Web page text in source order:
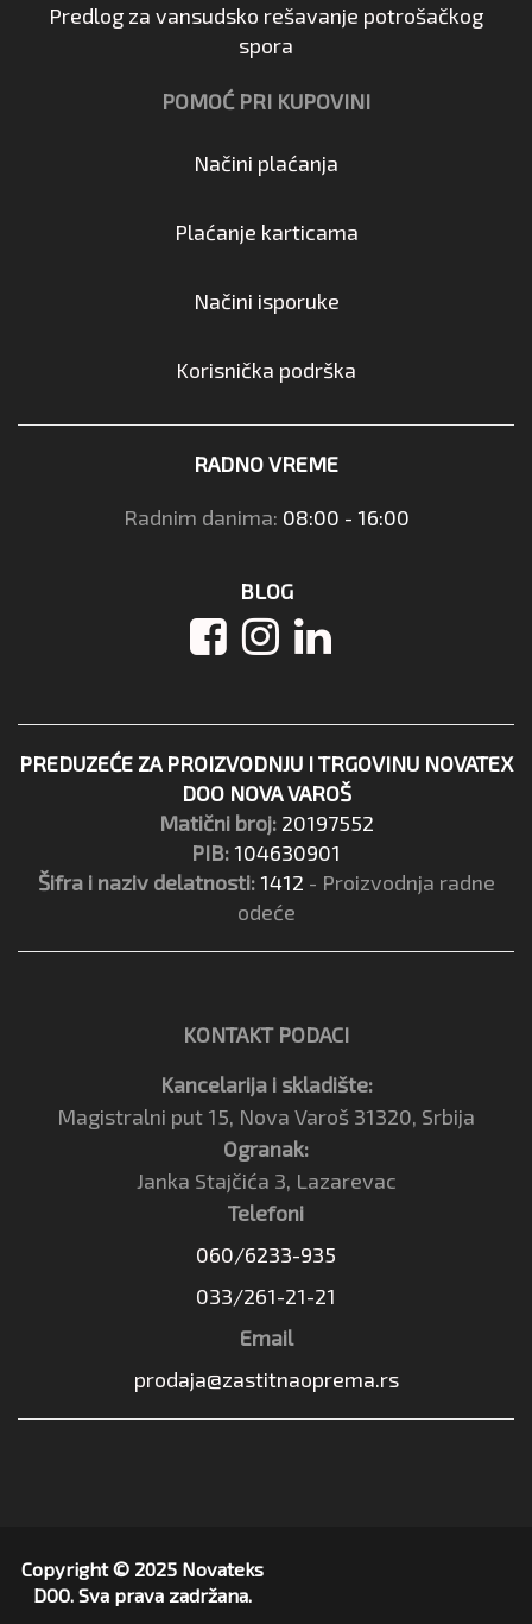
Predlog za vansudsko rešavanje potrošačkog
spora
POMOĆ PRI KUPOVINI
Načini plaćanja
Plaćanje karticama
Načini isporuke
Korisnička podrška
RADNO VREME
Radnim danima: 08:00 - 16:00
BLOG
PREDUZEĆE ZA PROIZVODNJU I TRGOVINU NOVATEX
DOO NOVA VAROŠ
Matični broj: 20197552
PIB: 104630901
Šifra i naziv delatnosti: 1412 - Proizvodnja radne
odeće
KONTAKT PODACI
Kancelarija i skladište:
Magistralni put 15, Nova Varoš 31320, Srbija
Ogranak:
Janka Stajčića 3, Lazarevac
Telefoni
060/6233-935
033/261-21-21
Email
prodaja@zastitnaoprema.rs
Copyright © 2025 Novateks
DOO. Sva prava zadržana.